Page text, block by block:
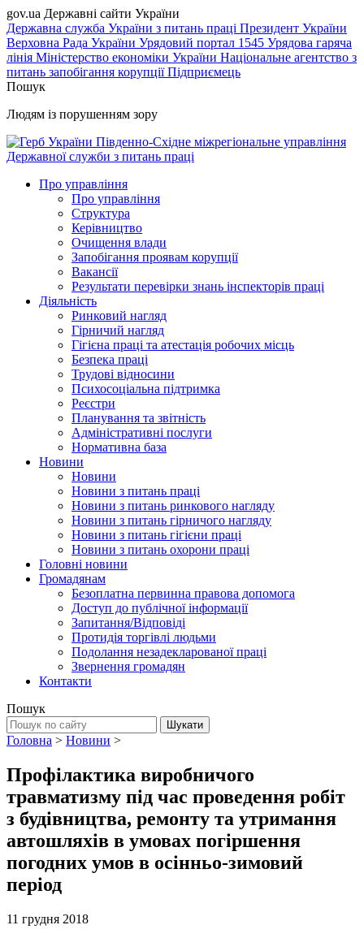
gov.ua Державні сайти України
Державна служба України з питань праці Президент України
Верховна Рада України Урядовий портал 1545 Урядова гаряча
лінія Міністерство економіки України Національне агентство з
питань запобігання корупціїПідприємець
Пошук
Людям із порушенням зору
Південно-Східне міжрегіональне управління
Державної служби з питань праці
Про управління
Про управління
Структура
Керівництво
Очищення влади
Запобігання проявам корупції
Вакансії
Результати перевірки знань інспекторів праці
Діяльність
Ринковий нагляд
Гірничий нагляд
Гігієна праці та атестація робочих місць
Безпека праці
Трудові відносини
Психосоціальна підтримка
Реєстри
Планування та звітність
Адміністративні послуги
Нормативна база
Новини
Новини
Новини з питань праці
Новини з питань ринкового нагляду
Новини з питань гірничого нагляду
Новини з питань гігієни праці
Новини з питань охорони праці
Головні новини
Громадянам
Безоплатна первинна правова допомога
Доступ до публічної інформації
Запитання/Відповіді
Протидія торгівлі людьми
Подолання незадекларованої праці
Звернення громадян
Контакти
Пошук
Головна > Новини >
Профілактика виробничого
травматизму під час проведення робіт
з будівництва, ремонту та утримання
автошляхів в умовах погіршення
погодних умов в осінньо-зимовий
період
11 грудня 2018